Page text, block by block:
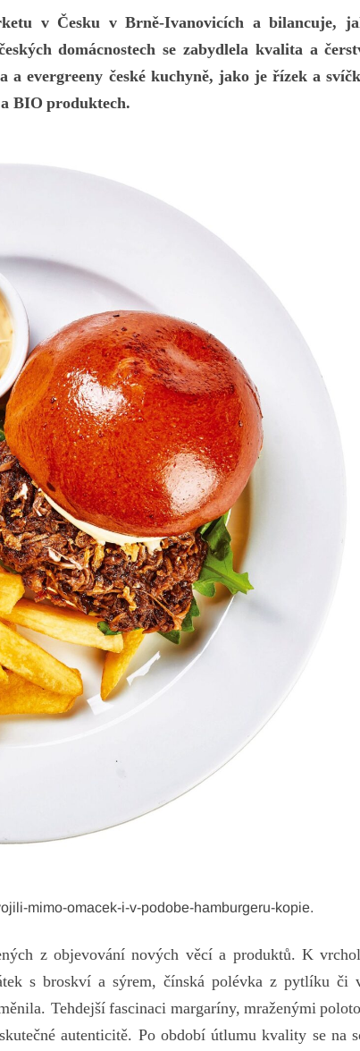
v Česku vBrně-Ivanovicích abilancuje,
domácnostech se zabydlela kvalita ačer
a evergreeny české kuchyně, jako je řízek a
aBIO produktech.
mimo-omacek-i-v-podobe-hamburgeru-kopie.
z objevování nových věcí a produktů. K
s broskví a sýrem, čínská polévka z pytlíku či
Tehdejší fascinaci margaríny, mraženými pol
autenticitě. Po obdobíútlumu kvality se nas